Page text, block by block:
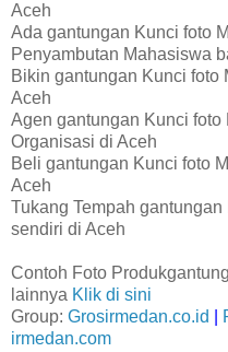
Aceh
Ada gantungan Kunci foto
Penyambutan Mahasiswa
Bikin gantungan Kunci foto
Aceh
Agen gantungan Kunci foto
Organisasi di Aceh
Beli gantungan Kunci foto
Aceh
Tukang Tempah
sendiri di Aceh
Contoh Foto
lainnya Klik di sini
Group: Grosirmedan.co.id
irmedan.com